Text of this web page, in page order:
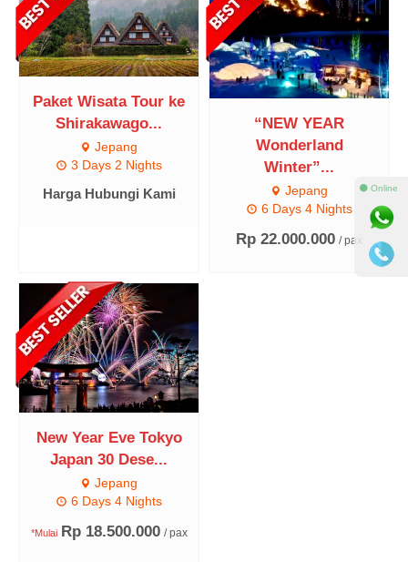
Paket Wisata Tour ke
Shirakawago...
Jepang
3 Days 2 Nights
Harga Hubungi Kami
“NEW YEAR
Wonderland
Winter”...
Jepang
6 Days 4 Nights
Rp 22.000.000 / pax
New Year Eve Tokyo
Japan 30 Dese...
Jepang
6 Days 4 Nights
*Mulai Rp 18.500.000 / pax
⚫ Online